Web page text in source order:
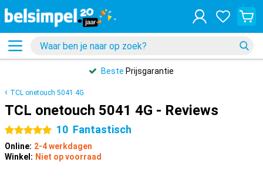
Beste Prijsgarantie
TCL onetouch 5041 4G
TCL onetouch 5041 4G - Reviews
5 sterren 10 Fantastisch
Online: 2-4 werkdagen
Winkel: Niet op voorraad